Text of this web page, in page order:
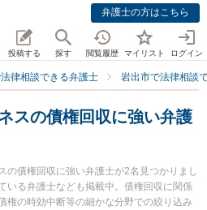
弁護士の方はこちら
投稿する 探す 閲覧履歴 マイリスト ログイン
律相談できる弁護士 岩出市で法律相談
スの債権回収に強い弁護
の債権回収に強い弁護士が2名見つかりまし
いる弁護士なども掲載中。債権回収に関係
権の時効中断等の細かな分野での絞り込み